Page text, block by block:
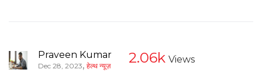
Praveen Kumar
Dec 28, 2023, हेल्थ न्यूज़ 2.06k Views